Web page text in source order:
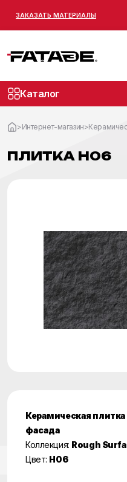
ЗАКАЗАТЬ МАТЕРИАЛЫ
Каталог
>Интернет-магазин>
ПЛИТКА H06
Керамическая
фасада
Коллекция: Rough
Цвет: H06